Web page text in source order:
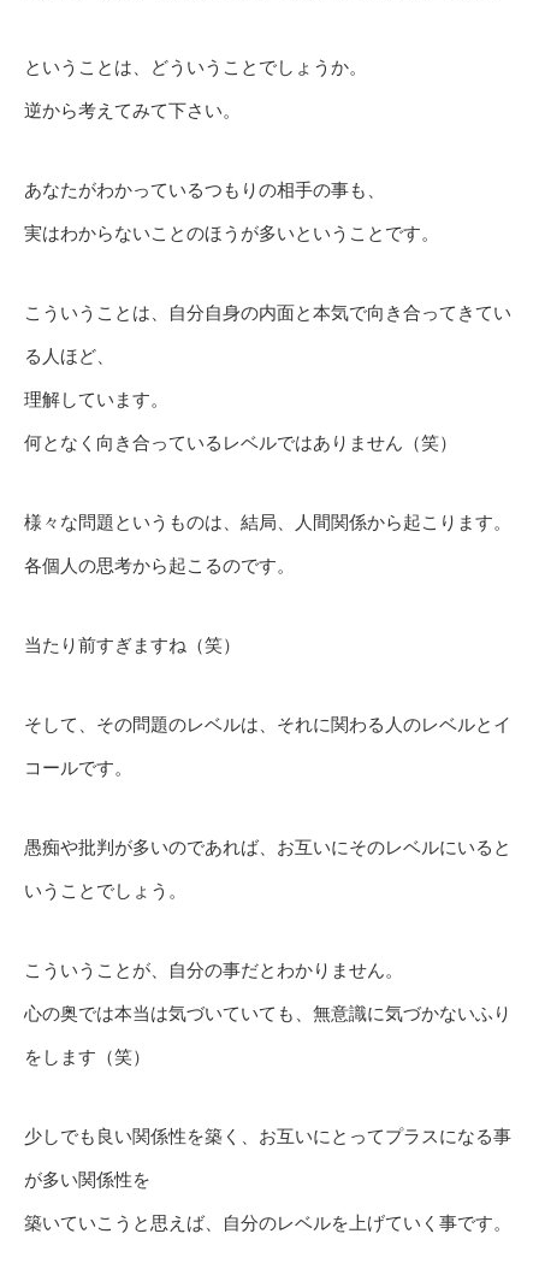
ということは、どういうことでしょうか。
逆から考えてみて下さい。
あなたがわかっているつもりの相手の事も、
実はわからないことのほうが多いということです。
こういうことは、自分自身の内面と本気で向き合ってきてい
る人ほど、
理解しています。
何となく向き合っているレベルではありません（笑）
様々な問題というものは、結局、人間関係から起こります。
各個人の思考から起こるのです。
当たり前すぎますね（笑）
そして、その問題のレベルは、それに関わる人のレベルとイ
コールです。
愚痴や批判が多いのであれば、お互いにそのレベルにいると
いうことでしょう。
こういうことが、自分の事だとわかりません。
心の奥では本当は気づいていても、無意識に気づかないふり
をします（笑）
少しでも良い関係性を築く、お互いにとってプラスになる事
が多い関係性を
築いていこうと思えば、自分のレベルを上げていく事です。